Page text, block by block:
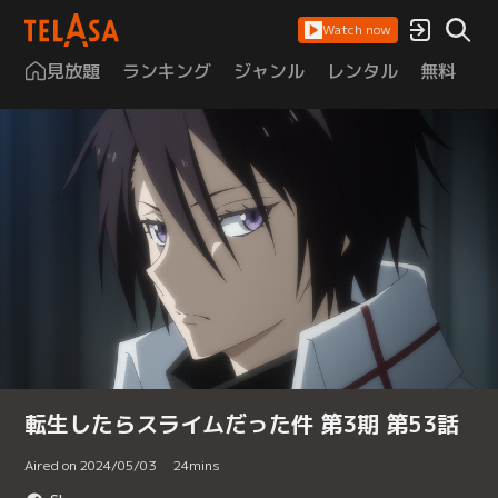
Watch now
見放題 ランキング ジャンル レンタル 無料
転生したらスライムだった件 第3期 第53話
Aired on 2024/05/03 24mins